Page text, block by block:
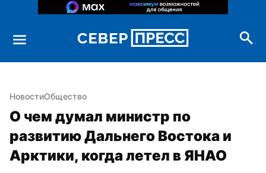
НовостиОбщество
О чем думал министр по
развитию Дальнего Востока и
Арктики, когда летел в ЯНАО